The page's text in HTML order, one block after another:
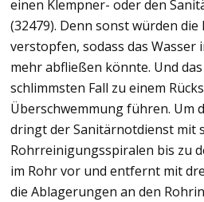
einen Klempner- oder den
(32479). Denn sonst würden
verstopfen, sodass das
mehr abfließen könnte. Und
schlimmsten Fall zu einem
Überschwemmung führen. Um
dringt der Sanitärnotdienst mit
Rohrreinigungsspiralen bis zu
im Rohr vor und entfernt mit
die Ablagerungen an den